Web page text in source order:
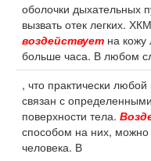
оболочки дыхательных
вызвать отек легких.
воздействует на кожу
больше часа. В любом
, что практически
связан с
поверхности тела.
способом на них, можно
человека. В